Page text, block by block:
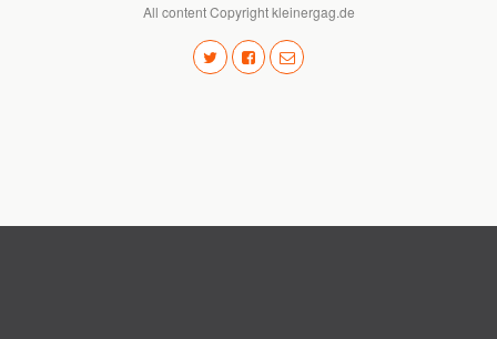
All content Copyright kleinergag.de